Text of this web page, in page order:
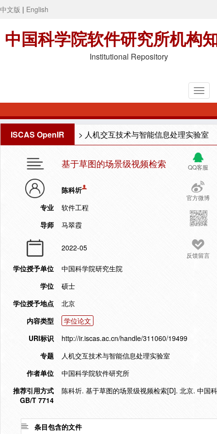
中文版 | English
中国科学院软件研究所机构
Institutional Repository
ISCAS OpenIR > 人机交互技术与智能信息处理实验室
QQ客服
官方微博
反馈留言
基于草图的场景级视频检索
陈科圻
专业
软件工程
导师
马翠霞
2022-05
学位授予单位
中国科学院研究生院
学位
硕士
学位授予地点
北京
内容类型
学位论文
URI标识
http://ir.iscas.ac.cn/handle/311060/19499
专题
人机交互技术与智能信息处理实验室
作者单位
中国科学院软件研究所
推荐引用方式
GB/T 7714
陈科圻. 基于草图的场景级视频检索[D]. 北京. 中国
条目包含的文件